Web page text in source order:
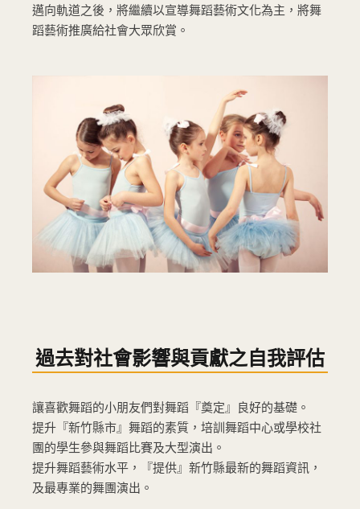
邁向軌道之後，將繼續以宣導舞蹈藝術文化為主，將舞
蹈藝術推廣給社會大眾欣賞。
過去對社會影響與貢獻之自我評估
讓喜歡舞蹈的小朋友們對舞蹈『奠定』良好的基礎。
提升『新竹縣市』舞蹈的素質，培訓舞蹈中心或學校社
團的學生參與舞蹈比賽及大型演出。
提升舞蹈藝術水平，『提供』新竹縣最新的舞蹈資訊，
及最專業的舞團演出。